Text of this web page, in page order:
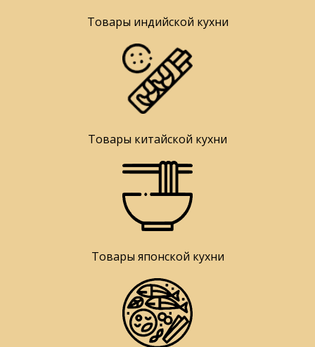
Товары индийской кухни
Товары китайской кухни
Товары японской кухни